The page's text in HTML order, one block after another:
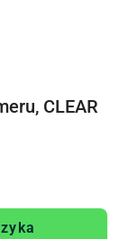
CLEAR